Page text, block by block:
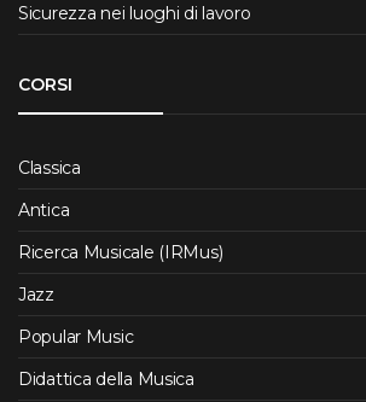
Sicurezza nei luoghi di lavoro
CORSI
Classica
Antica
Ricerca Musicale (IRMus)
Jazz
Popular Music
Didattica della Musica